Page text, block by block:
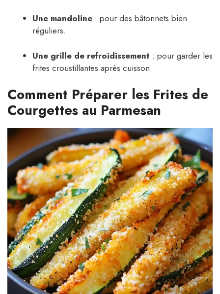
Une mandoline : pour des bâtonnets bien
réguliers.
Une grille de refroidissement : pour garder les
frites croustillantes après cuisson.
Comment Préparer les Frites de
Courgettes au Parmesan